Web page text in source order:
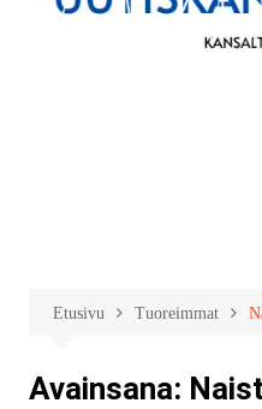
Etusivu Tuoreimmat
Avainsana: